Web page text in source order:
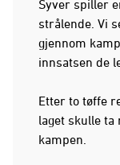
Syver spiller
strålende. Vi
gjennom
innsatsen de
Etter to tøffe
laget skulle ta
kampen.